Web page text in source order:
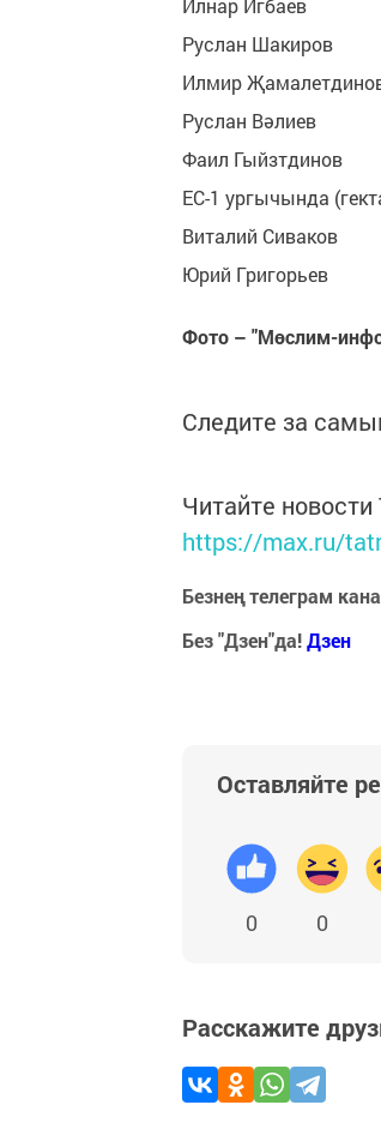
Илнар
Руслан
Илмир
Руслан
Фаил
ЕС-1 ургычында
Виталий
Юрий
Фото – "Мөслим-
Следите за
Читайте
https://max.ru/
Безнең телеграм
Без "Дзен"да!Дзен
Оставляйте
0 0
Расскажите